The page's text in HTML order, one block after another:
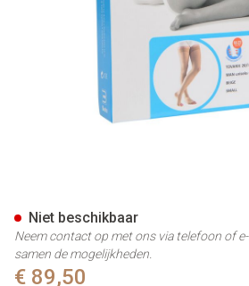
€ 89,50
Niet beschikbaar
Neem contact op met ons via telefoon of
samen de mogelijkheden.